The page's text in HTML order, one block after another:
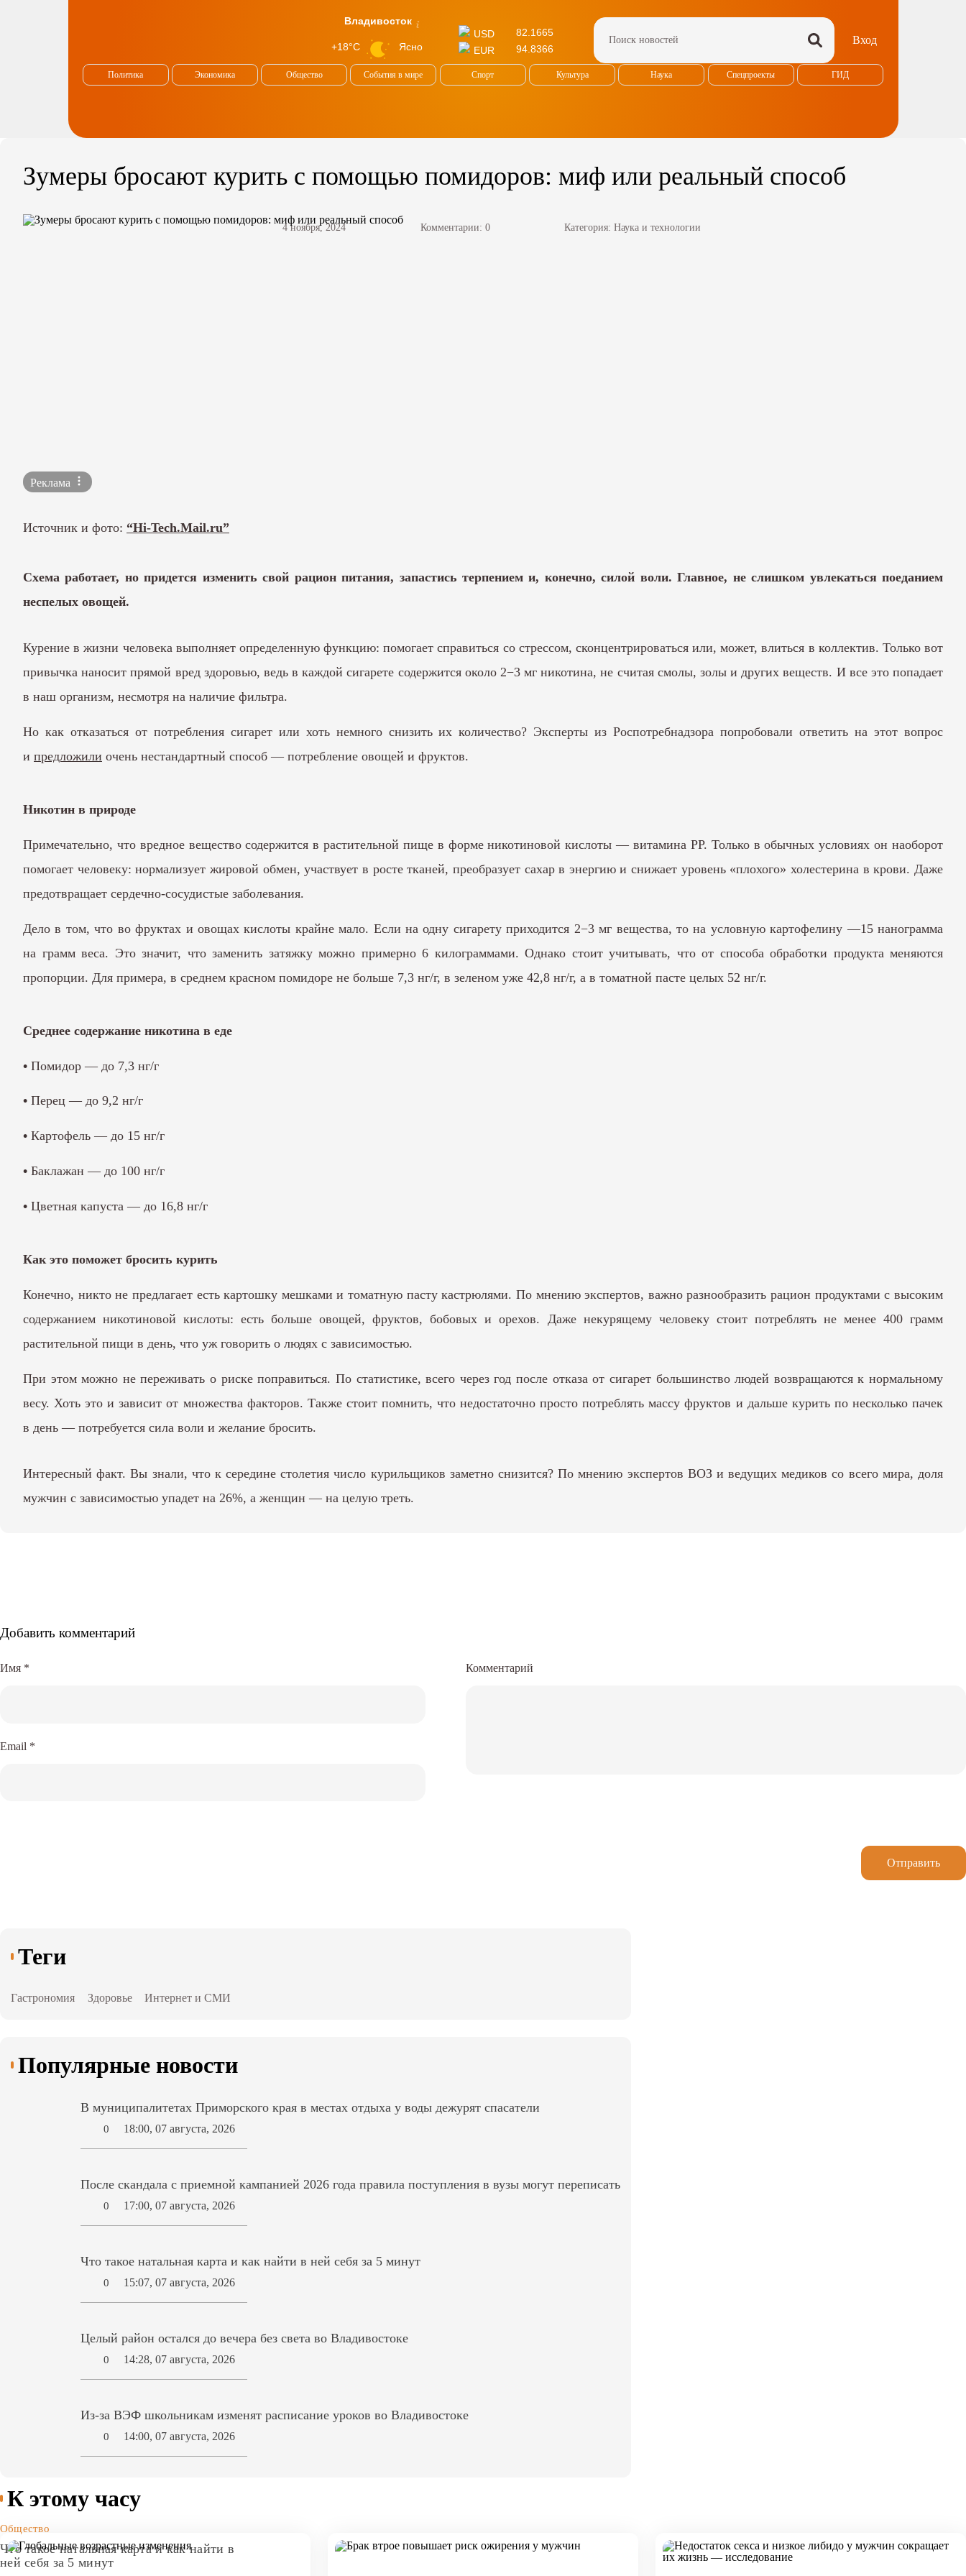
Владивосток
+18°C Ясно
USD
82.1665
EUR
94.8366
Вход
Политика Экономика Общество События в мире Спорт Культура Наука Спецпроекты ГИД
Зумеры бросают курить с помощью помидоров: миф или реальный способ
4 ноября, 2024 Комментарии: 0 Категория: Наука и технологии
Реклама
Источник и фото: “Hi-Tech.Mail.ru”
Схема работает, но придется изменить свой рацион питания, запастись терпением и, конечно, силой воли. Главное, не слишком увлекаться поеданием
неспелых овощей.
Курение в жизни человека выполняет определенную функцию: помогает справиться со стрессом, сконцентрироваться или, может, влиться в коллектив. Только вот
привычка наносит прямой вред здоровью, ведь в каждой сигарете содержится около 2−3 мг никотина, не считая смолы, золы и других веществ. И все это попадает
в наш организм, несмотря на наличие фильтра.
Но как отказаться от потребления сигарет или хоть немного снизить их количество? Эксперты из Роспотребнадзора попробовали ответить на этот вопрос
и предложили очень нестандартный способ — потребление овощей и фруктов.
Никотин в природе
Примечательно, что вредное вещество содержится в растительной пище в форме никотиновой кислоты — витамина PP. Только в обычных условиях он наоборот
помогает человеку: нормализует жировой обмен, участвует в росте тканей, преобразует сахар в энергию и снижает уровень «плохого» холестерина в крови. Даже
предотвращает сердечно-сосудистые заболевания.
Дело в том, что во фруктах и овощах кислоты крайне мало. Если на одну сигарету приходится 2−3 мг вещества, то на условную картофелину —15 нанограмма
на грамм веса. Это значит, что заменить затяжку можно примерно 6 килограммами. Однако стоит учитывать, что от способа обработки продукта меняются
пропорции. Для примера, в среднем красном помидоре не больше 7,3 нг/г, в зеленом уже 42,8 нг/г, а в томатной пасте целых 52 нг/г.
Среднее содержание никотина в еде
• Помидор — до 7,3 нг/г
• Перец — до 9,2 нг/г
• Картофель — до 15 нг/г
• Баклажан — до 100 нг/г
• Цветная капуста — до 16,8 нг/г
Как это поможет бросить курить
Конечно, никто не предлагает есть картошку мешками и томатную пасту кастрюлями. По мнению экспертов, важно разнообразить рацион продуктами с высоким
содержанием никотиновой кислоты: есть больше овощей, фруктов, бобовых и орехов. Даже некурящему человеку стоит потреблять не менее 400 грамм
растительной пищи в день, что уж говорить о людях с зависимостью.
При этом можно не переживать о риске поправиться. По статистике, всего через год после отказа от сигарет большинство людей возвращаются к нормальному
весу. Хоть это и зависит от множества факторов. Также стоит помнить, что недостаточно просто потреблять массу фруктов и дальше курить по несколько пачек
в день — потребуется сила воли и желание бросить.
Интересный факт. Вы знали, что к середине столетия число курильщиков заметно снизится? По мнению экспертов ВОЗ и ведущих медиков со всего мира, доля
мужчин с зависимостью упадет на 26%, а женщин — на целую треть.
Добавить комментарий
Комментарий
Имя *
Email *
Отправить
Теги
Гастрономия Здоровье Интернет и СМИ
Популярные новости
В муниципалитетах Приморского края в местах отдыха у воды дежурят спасатели
0 18:00, 07 августа, 2026
После скандала с приемной кампанией 2026 года правила поступления в вузы могут переписать
0 17:00, 07 августа, 2026
Что такое натальная карта и как найти в ней себя за 5 минут
0 15:07, 07 августа, 2026
Целый район остался до вечера без света во Владивостоке
0 14:28, 07 августа, 2026
Из-за ВЭФ школьникам изменят расписание уроков во Владивостоке
0 14:00, 07 августа, 2026
К этому часу
Общество
Что такое натальная карта и как найти в
ней себя за 5 минут